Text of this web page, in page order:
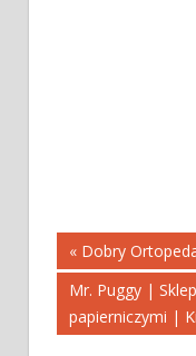
wpisu
« Dobry
Mr. Puggy |
papierniczymi |